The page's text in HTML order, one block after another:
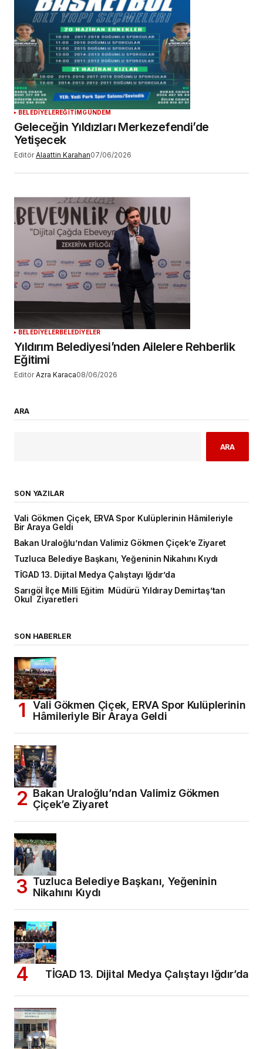
BELEDİYELEREĞİTİM GÜNDEM
Geleceğin Yıldızları Merkezefendi’de
Yetişecek
Editör Alaattin Karahan07/06/2026
BELEDİYELERBELEDİYELER
Yıldırım Belediyesi’nden Ailelere Rehberlik
Eğitimi
Editör Azra Karaca08/06/2026
ARA
ARA
SON YAZILAR
Vali Gökmen Çiçek, ERVA Spor Kulüplerinin Hâmileriyle
Bir Araya Geldi
Bakan Uraloğlu’ndan Valimiz Gökmen Çiçek’e Ziyaret
Tuzluca Belediye Başkanı, Yeğeninin Nikahını Kıydı
TİGAD 13. Dijital Medya Çalıştayı Iğdır’da
Sarıgöl İlçe Milli Eğitim Müdürü Yıldıray Demirtaş’tan
Okul Ziyaretleri
SON HABERLER
Vali Gökmen Çiçek, ERVA Spor Kulüplerinin
Hâmileriyle Bir Araya Geldi
Bakan Uraloğlu’ndan Valimiz Gökmen
Çiçek’e Ziyaret
Tuzluca Belediye Başkanı, Yeğeninin
Nikahını Kıydı
TİGAD 13. Dijital Medya Çalıştayı Iğdır’da